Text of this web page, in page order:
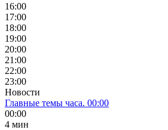
16:00
17:00
18:00
19:00
20:00
21:00
22:00
23:00
Новости
Главные темы часа. 00:00
00:00
4 мин